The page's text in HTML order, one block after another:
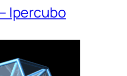
Ipercubo